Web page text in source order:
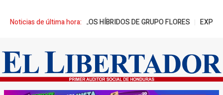
Noticias de última hora:
CON VEHÍCULOS HÍBRIDOS DE GRUPO FLORES EXPROCURADOR: